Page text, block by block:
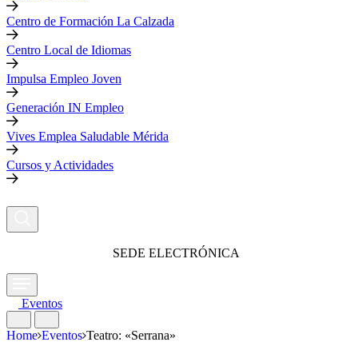
Centro de Formación La Calzada
Centro Local de Idiomas
Impulsa Empleo Joven
Generación IN Empleo
Vives Emplea Saludable Mérida
Cursos y Actividades
SEDE ELECTRÓNICA
Eventos
Home Eventos Teatro: «Serrana»